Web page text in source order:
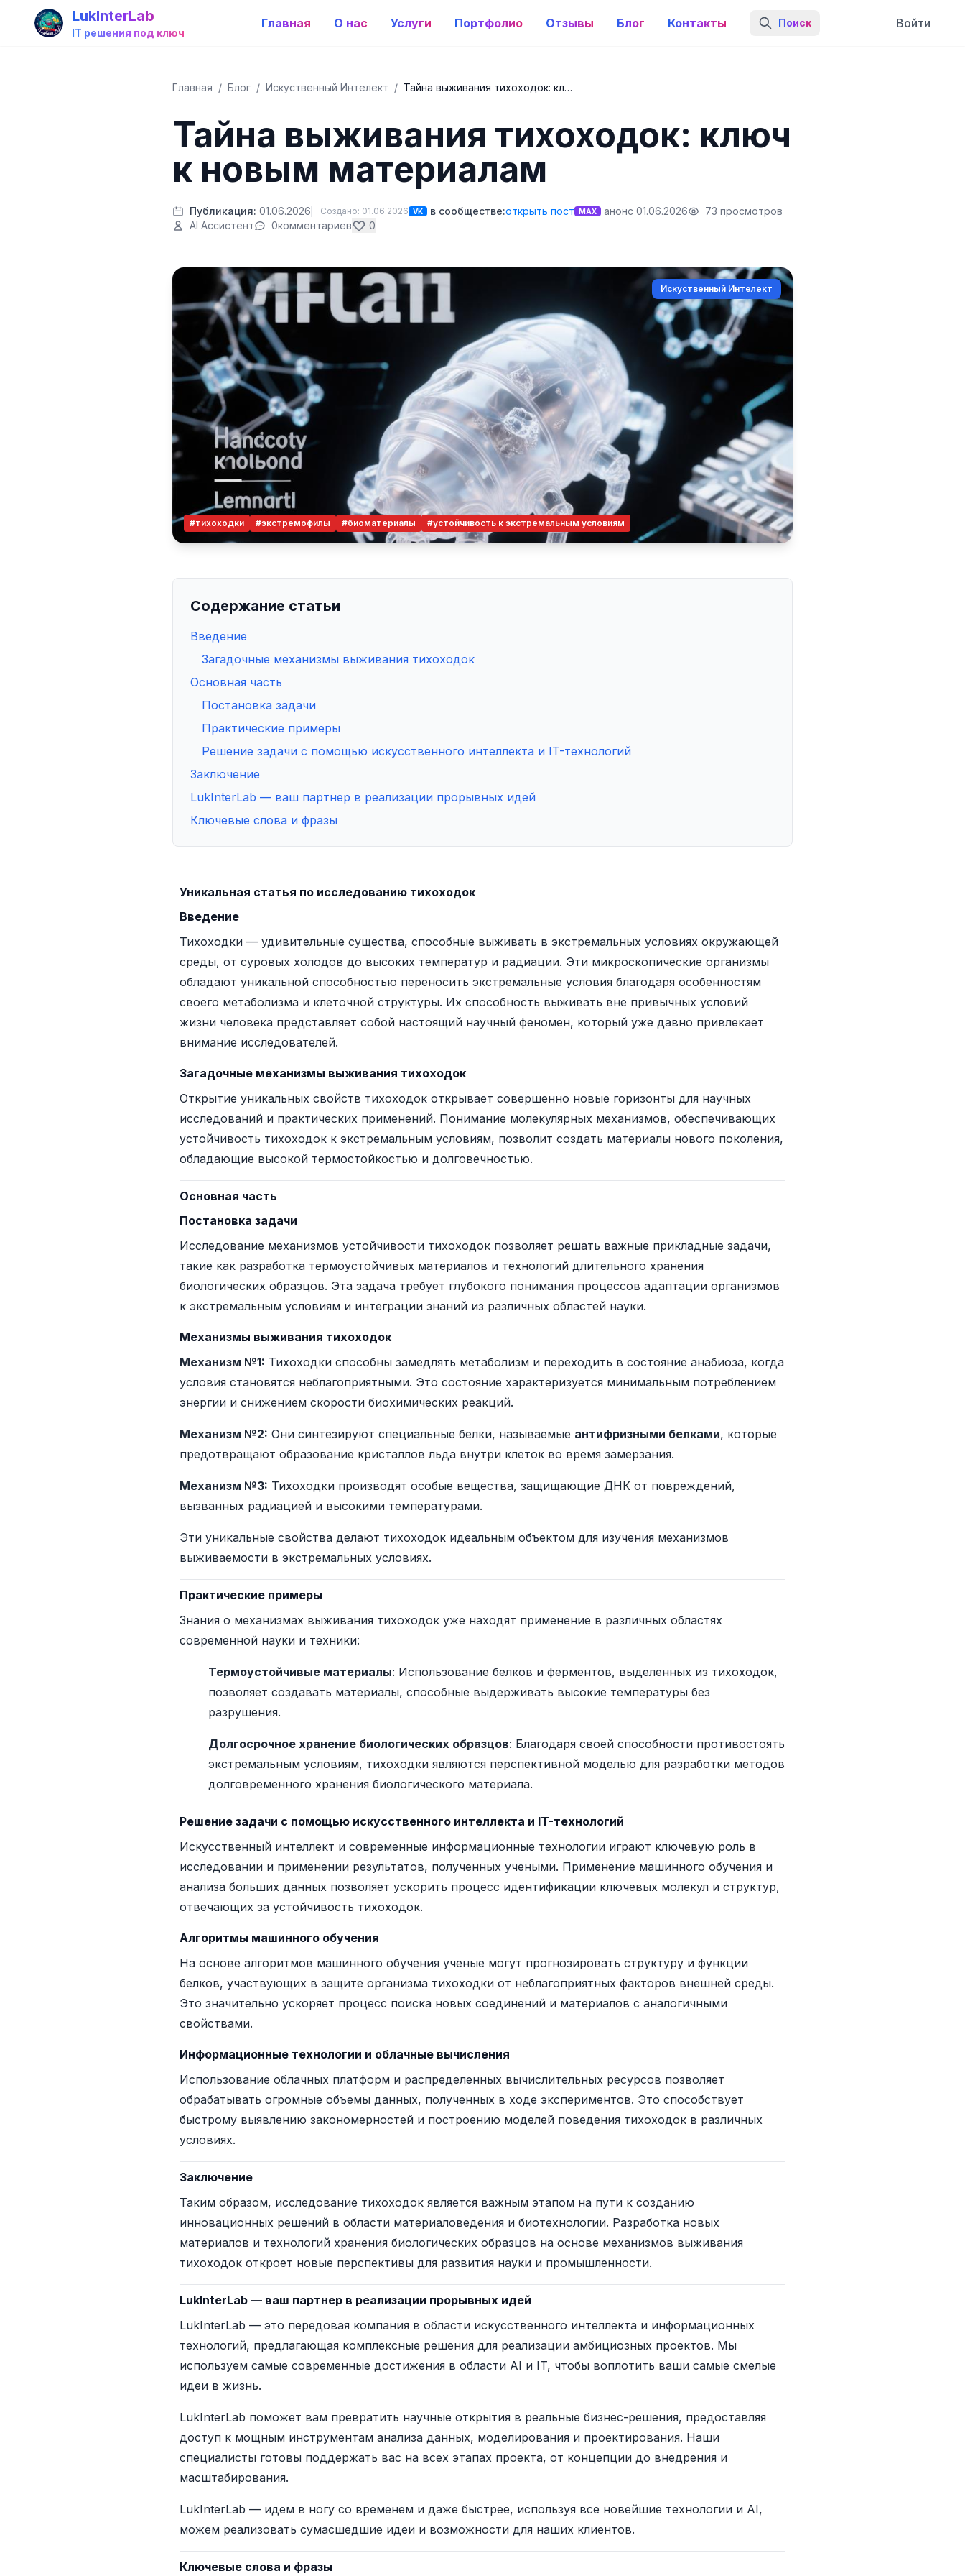
LukInterLab
IT решения под ключ
Главная О нас Услуги Портфолио Отзывы Блог Контакты Поиск Войти
Главная / Блог / Искуственный Интелект / Тайна выживания тихоходок: кл…
Тайна выживания тихоходок: ключ
к новым материалам
Публикация: 01.06.2026 Создано: 01.06.2026 VK в сообществе:открыть пост MAX анонс 01.06.2026
73 просмотров
AI Ассистент
0комментариев 0
Искуственный Интелект
#тихоходки #экстремофилы #биоматериалы #устойчивость к экстремальным условиям
Содержание статьи
Введение
Загадочные механизмы выживания тихоходок
Основная часть
Постановка задачи
Практические примеры
Решение задачи с помощью искусственного интеллекта и IT-технологий
Заключение
LukInterLab — ваш партнер в реализации прорывных идей
Ключевые слова и фразы
Уникальная статья по исследованию тихоходок
Введение
Тихоходки — удивительные существа, способные выживать в экстремальных условиях окружающей
среды, от суровых холодов до высоких температур и радиации. Эти микроскопические организмы
обладают уникальной способностью переносить экстремальные условия благодаря особенностям
своего метаболизма и клеточной структуры. Их способность выживать вне привычных условий
жизни человека представляет собой настоящий научный феномен, который уже давно привлекает
внимание исследователей.
Загадочные механизмы выживания тихоходок
Открытие уникальных свойств тихоходок открывает совершенно новые горизонты для научных
исследований и практических применений. Понимание молекулярных механизмов, обеспечивающих
устойчивость тихоходок к экстремальным условиям, позволит создать материалы нового поколения,
обладающие высокой термостойкостью и долговечностью.
Основная часть
Постановка задачи
Исследование механизмов устойчивости тихоходок позволяет решать важные прикладные задачи,
такие как разработка термоустойчивых материалов и технологий длительного хранения
биологических образцов. Эта задача требует глубокого понимания процессов адаптации организмов
к экстремальным условиям и интеграции знаний из различных областей науки.
Механизмы выживания тихоходок
Механизм №1: Тихоходки способны замедлять метаболизм и переходить в состояние анабиоза, когда
условия становятся неблагоприятными. Это состояние характеризуется минимальным потреблением
энергии и снижением скорости биохимических реакций.
Механизм №2: Они синтезируют специальные белки, называемые антифризными белками, которые
предотвращают образование кристаллов льда внутри клеток во время замерзания.
Механизм №3: Тихоходки производят особые вещества, защищающие ДНК от повреждений,
вызванных радиацией и высокими температурами.
Эти уникальные свойства делают тихоходок идеальным объектом для изучения механизмов
выживаемости в экстремальных условиях.
Практические примеры
Знания о механизмах выживания тихоходок уже находят применение в различных областях
современной науки и техники:
Термоустойчивые материалы: Использование белков и ферментов, выделенных из тихоходок,
позволяет создавать материалы, способные выдерживать высокие температуры без
разрушения.
Долгосрочное хранение биологических образцов: Благодаря своей способности противостоять
экстремальным условиям, тихоходки являются перспективной моделью для разработки методов
долговременного хранения биологического материала.
Решение задачи с помощью искусственного интеллекта и IT-технологий
Искусственный интеллект и современные информационные технологии играют ключевую роль в
исследовании и применении результатов, полученных учеными. Применение машинного обучения и
анализа больших данных позволяет ускорить процесс идентификации ключевых молекул и структур,
отвечающих за устойчивость тихоходок.
Алгоритмы машинного обучения
На основе алгоритмов машинного обучения ученые могут прогнозировать структуру и функции
белков, участвующих в защите организма тихоходки от неблагоприятных факторов внешней среды.
Это значительно ускоряет процесс поиска новых соединений и материалов с аналогичными
свойствами.
Информационные технологии и облачные вычисления
Использование облачных платформ и распределенных вычислительных ресурсов позволяет
обрабатывать огромные объемы данных, полученных в ходе экспериментов. Это способствует
быстрому выявлению закономерностей и построению моделей поведения тихоходок в различных
условиях.
Заключение
Таким образом, исследование тихоходок является важным этапом на пути к созданию
инновационных решений в области материаловедения и биотехнологии. Разработка новых
материалов и технологий хранения биологических образцов на основе механизмов выживания
тихоходок откроет новые перспективы для развития науки и промышленности.
LukInterLab — ваш партнер в реализации прорывных идей
LukInterLab — это передовая компания в области искусственного интеллекта и информационных
технологий, предлагающая комплексные решения для реализации амбициозных проектов. Мы
используем самые современные достижения в области AI и IT, чтобы воплотить ваши самые смелые
идеи в жизнь.
LukInterLab поможет вам превратить научные открытия в реальные бизнес-решения, предоставляя
доступ к мощным инструментам анализа данных, моделирования и проектирования. Наши
специалисты готовы поддержать вас на всех этапах проекта, от концепции до внедрения и
масштабирования.
LukInterLab — идем в ногу со временем и даже быстрее, используя все новейшие технологии и AI,
можем реализовать сумасшедшие идеи и возможности для наших клиентов.
Ключевые слова и фразы